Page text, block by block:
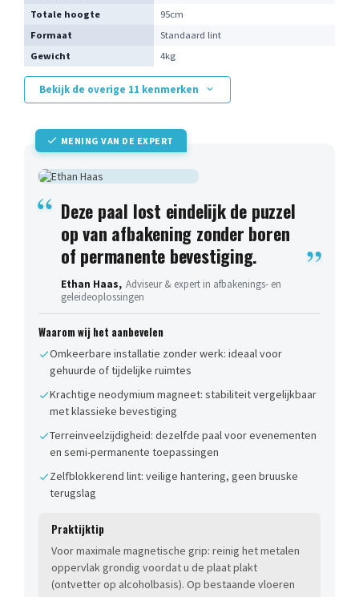
Totale hoogte
95cm
Formaat
Standaard lint
Gewicht
4kg
Bekijk de overige 11 kenmerken
MENING VAN DE EXPERT
Deze paal lost eindelijk de puzzel
op van afbakening zonder boren
of permanente bevestiging.
Ethan Haas, Adviseur & expert in afbakenings- en
geleideoplossingen
Waarom wij het aanbevelen
Omkeerbare installatie zonder werk: ideaal voor
gehuurde of tijdelijke ruimtes
Krachtige neodymium magneet: stabiliteit vergelijkbaar
met klassieke bevestiging
Terreinveelzijdigheid: dezelfde paal voor evenementen
en semi-permanente toepassingen
Zelfblokkerend lint: veilige hantering, geen bruuske
terugslag
Praktijktip
Voor maximale magnetische grip: reinig het metalen
oppervlak grondig voordat u de plaat plakt
(ontvetter op alcoholbasis). Op bestaande vloeren